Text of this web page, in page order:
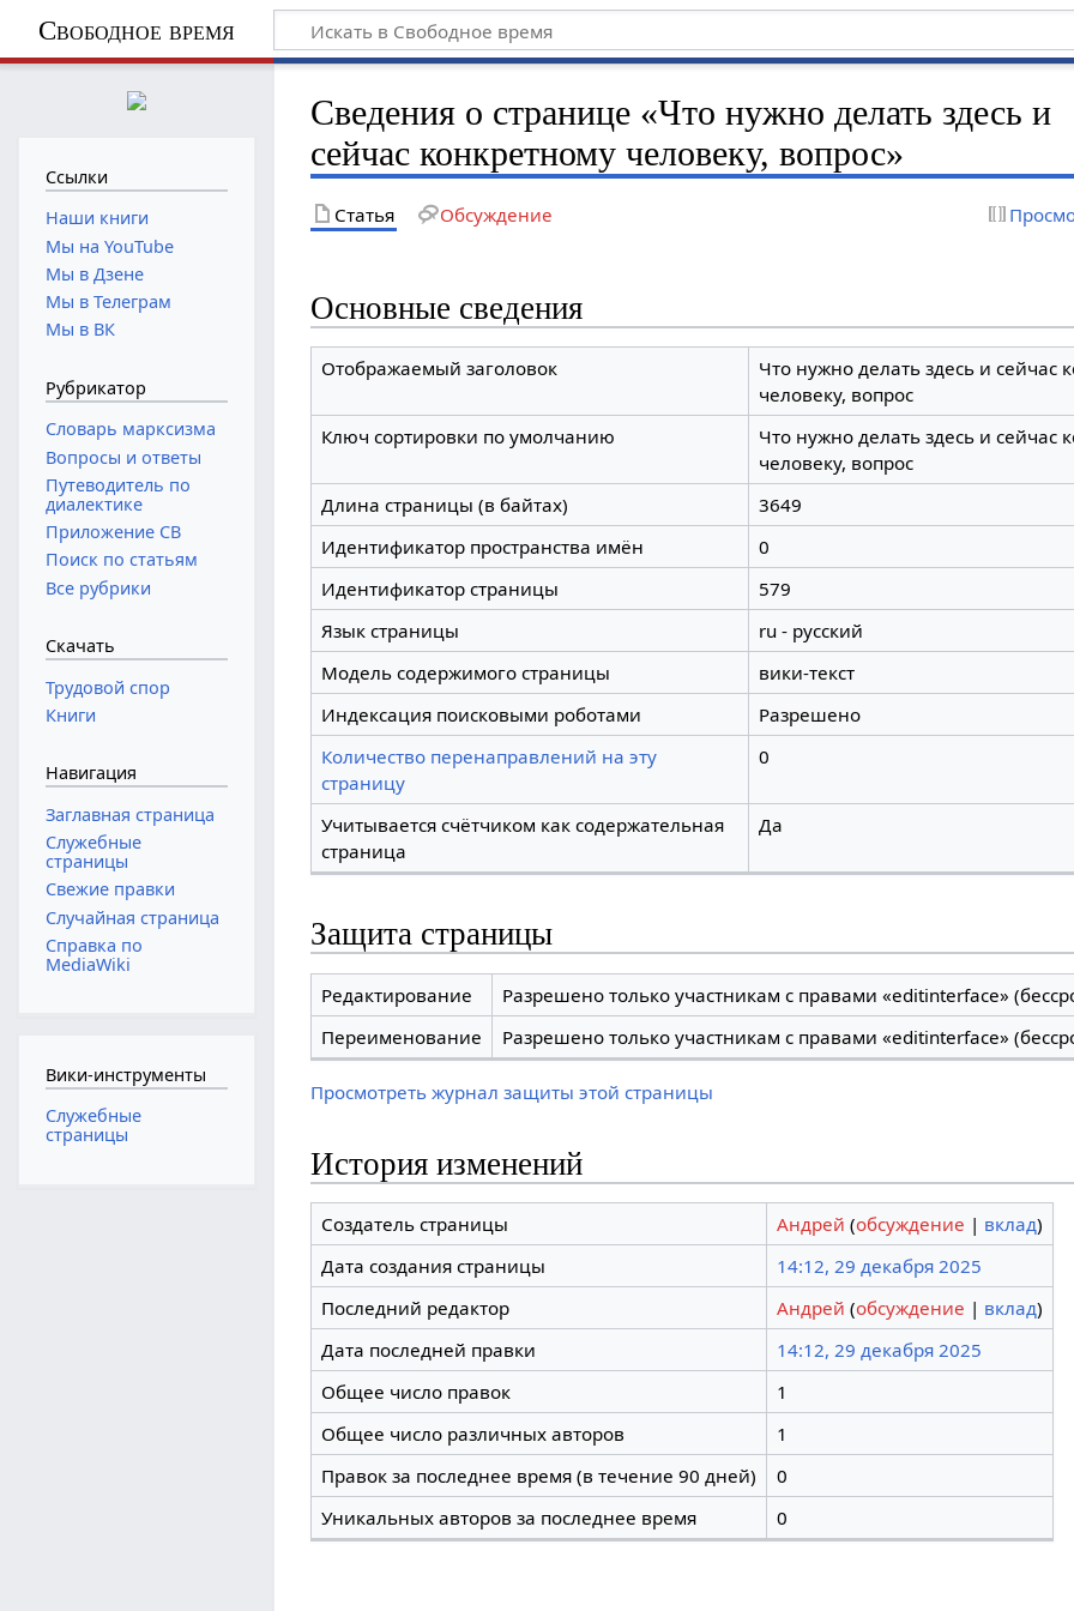
Свободное время
Сведения о странице «Что нужно делать здесь и
сейчас конкретному человеку, вопрос»
Статья Обсуждение
Основные сведения
Отображаемый заголовок
Что нужно делать здесь и сейчас
человеку, вопрос
Ключ сортировки по умолчанию
Что нужно делать здесь и сейчас
человеку, вопрос
Длина страницы (в байтах)
3649
Идентификатор пространства имён
0
Идентификатор страницы
579
Язык страницы
ru - русский
Модель содержимого страницы
вики-текст
Индексация поисковыми роботами
Разрешено
Количество перенаправлений на эту
страницу
0
Учитывается счётчиком как содержательная
страница
Да
Защита страницы
Редактирование
Разрешено только участникам с правами «editinterface»
Переименование
Разрешено только участникам с правами «editinterface»
Просмотреть журнал защиты этой страницы
История изменений
Создатель страницы Андрей (обсуждение | вклад)
Дата создания страницы
14:12, 29 декабря 2025
Последний редактор
Андрей (обсуждение | вклад)
Дата последней правки
14:12, 29 декабря 2025
Общее число правок
1
Общее число различных авторов
1
Правок за последнее время (в течение 90 дней)
0
Уникальных авторов за последнее время
0
Ссылки
Наши книги
Мы на YouTube
Мы в Дзене
Мы в Телеграм
Мы в ВК
Рубрикатор
Словарь марксизма
Вопросы и ответы
Путеводитель по
диалектике
Приложение СВ
Поиск по статьям
Все рубрики
Скачать
Трудовой спор
Книги
Навигация
Заглавная страница
Служебные
страницы
Свежие правки
Случайная страница
Справка по
MediaWiki
Вики-инструменты
Служебные
страницы